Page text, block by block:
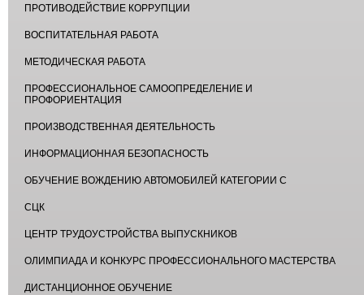
ПРОТИВОДЕЙСТВИЕ КОРРУПЦИИ
ВОСПИТАТЕЛЬНАЯ РАБОТА
МЕТОДИЧЕСКАЯ РАБОТА
ПРОФЕССИОНАЛЬНОЕ САМООПРЕДЕЛЕНИЕ И
ПРОФОРИЕНТАЦИЯ
ПРОИЗВОДСТВЕННАЯ ДЕЯТЕЛЬНОСТЬ
ИНФОРМАЦИОННАЯ БЕЗОПАСНОСТЬ
ОБУЧЕНИЕ ВОЖДЕНИЮ АВТОМОБИЛЕЙ КАТЕГОРИИ С
СЦК
ЦЕНТР ТРУДОУСТРОЙСТВА ВЫПУСКНИКОВ
ОЛИМПИАДА И КОНКУРС ПРОФЕССИОНАЛЬНОГО МАСТЕРСТВА
ДИСТАНЦИОННОЕ ОБУЧЕНИЕ